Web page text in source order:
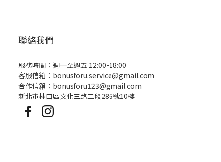
聯絡我們
服務時間：週一至週五 12:00-18:00
客服信箱：bonusforu.service@gmail.com
合作信箱：bonusforu123@gmail.com
新北市林口區文化三路二段286號10樓